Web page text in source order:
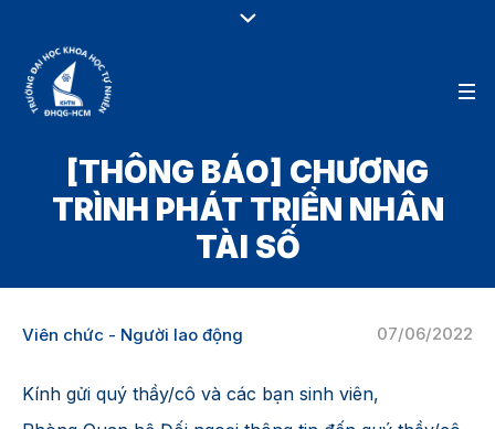
[THÔNG BÁO] CHƯƠNG
TRÌNH PHÁT TRIỂN NHÂN
TÀI SỐ
07/06/2022
Viên chức - Người lao động
Kính gửi quý thầy/cô và các bạn sinh viên,